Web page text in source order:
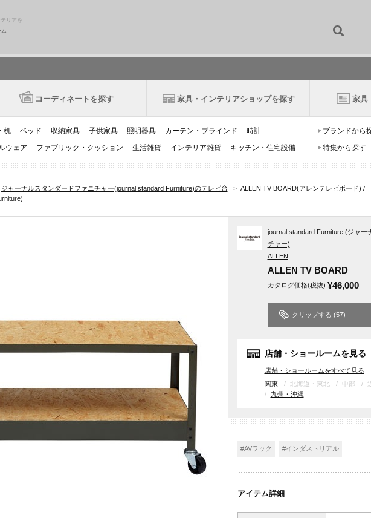
リアを
コーディネートを探す 家具・インテリアショップを探す 家具
机 ベッド 収納家具 子供家具 照明器具 カーテン・ブラインド
時計
ウェア ファブリック・クッション 生活雑貨 インテリア雑貨 キッチン・住宅設備
ブランドから
特集から探す
ジャーナルスタンダードファニチャー(journal standard Furniture)のテレビ台 > ALLEN TV BOARD(アレンテレビボード) /
journal standard Furniture (ジャー
チャー)
ALLEN
ALLEN TV BOARD
カタログ価格(税抜):¥46,000
クリップする (57)
店舗・ショールームを見る
店舗・ショールームをすべて見る
関東
北海道・東北 中部
九州・沖縄
#AVラック #インダストリアル
アイテム詳細